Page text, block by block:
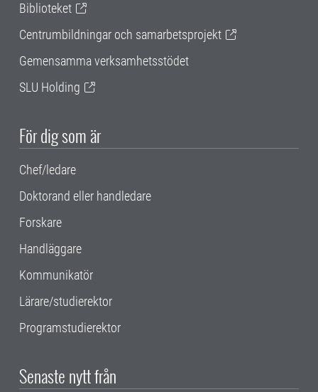
Biblioteket
Centrumbildningar och samarbetsprojekt
Gemensamma verksamhetsstödet
SLU Holding
För dig som är
Chef/ledare
Doktorand eller handledare
Forskare
Handläggare
Kommunikatör
Lärare/studierektor
Programstudierektor
Senaste nytt från